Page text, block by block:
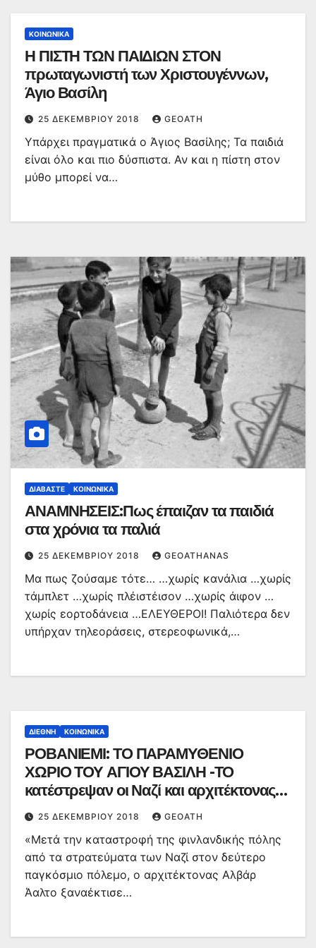
ΚΟΙΝΩΝΙΚΆ
Η ΠΙΣΤΗ ΤΩΝ ΠΑΙΔΙΩΝ ΣΤΟΝ
πρωταγωνιστή των Χριστουγέννων,
Άγιο Βασίλη
25 ΔΕΚΕΜΒΡΊΟΥ 2018 GEOATH
Υπάρχει πραγματικά ο Άγιος Βασίλης; Τα παιδιά
είναι όλο και πιο δύσπιστα. Αν και η πίστη στον
μύθο μπορεί να…
ΔΙΑΒΆΣΤΕ ΚΟΙΝΩΝΙΚΆ
ΑΝΑΜΝΗΣΕΙΣ:Πως έπαιζαν τα παιδιά
στα χρόνια τα παλιά
25 ΔΕΚΕΜΒΡΊΟΥ 2018 GEOATHANAS
Μα πως ζούσαμε τότε… …χωρίς κανάλια …χωρίς
τάμπλετ …χωρίς πλέιστέισον …χωρίς άιφον …
χωρίς εορτοδάνεια …ΕΛΕΥΘΕΡΟΙ! Παλιότερα δεν
υπήρχαν τηλεοράσεις, στερεοφωνικά,…
ΔΙΕΘΝΉ ΚΟΙΝΩΝΙΚΆ
ΡΟΒΑΝΙΕΜΙ: ΤΟ ΠΑΡΑΜΥΘΕΝΙΟ
ΧΩΡΙΟ ΤΟΥ ΑΓΙΟΥ ΒΑΣΙΛΗ -ΤΟ
κατέστρεψαν οι Ναζί και αρχιτέκτονας
το έφτιαξε σε σχήμα ταράνδου [εικόνες]
25 ΔΕΚΕΜΒΡΊΟΥ 2018 GEOATH
«Μετά την καταστροφή της φινλανδικής πόλης
από τα στρατεύματα των Ναζί στον δεύτερο
παγκόσμιο πόλεμο, ο αρχιτέκτονας Αλβάρ
Άαλτο ξαναέκτισε…